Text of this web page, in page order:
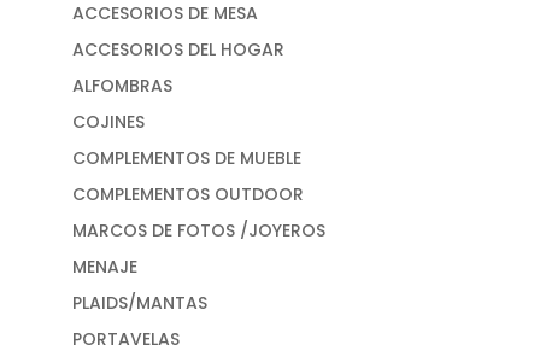
ACCESORIOS DE MESA
ACCESORIOS DEL HOGAR
ALFOMBRAS
COJINES
COMPLEMENTOS DE MUEBLE
COMPLEMENTOS OUTDOOR
MARCOS DE FOTOS /JOYEROS
MENAJE
PLAIDS/MANTAS
PORTAVELAS